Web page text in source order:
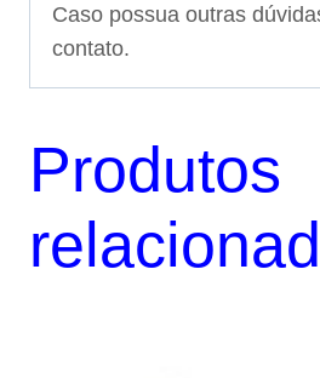
Caso possua outras
contato.
Produtos